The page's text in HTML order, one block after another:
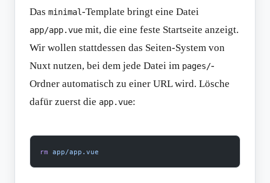
Das minimal-Template bringt eine Datei
app/app.vue mit, die eine feste Startseite anzeigt.
Wir wollen stattdessen das Seiten-System von
Nuxt nutzen, bei dem jede Datei im pages/-
Ordner automatisch zu einer URL wird. Lösche
dafür zuerst die app.vue:
rm app/app.vue